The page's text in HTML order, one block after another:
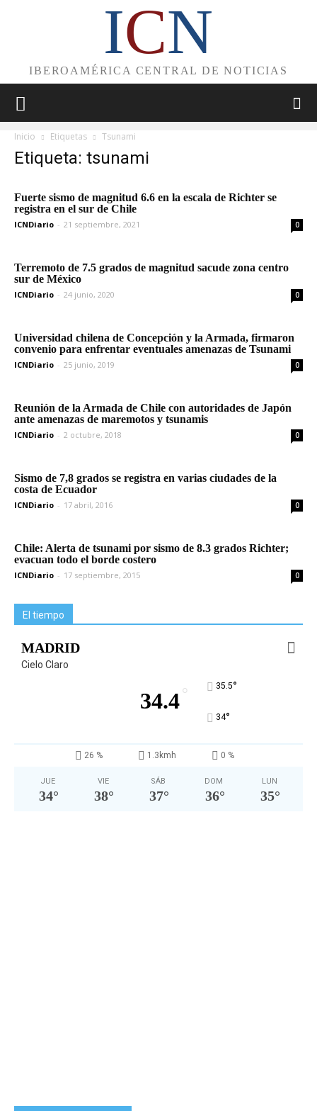
ICN
IBEROAMÉRICA CENTRAL DE NOTICIAS
Inicio Etiquetas Tsunami
Etiqueta: tsunami
Fuerte sismo de magnitud 6.6 en la escala de Richter se
registra en el sur de Chile
ICNDiario - 21 septiembre, 2021 0
Terremoto de 7.5 grados de magnitud sacude zona centro
sur de México
ICNDiario - 24 junio, 2020 0
Universidad chilena de Concepción y la Armada, firmaron
convenio para enfrentar eventuales amenazas de Tsunami
ICNDiario - 25 junio, 2019 0
Reunión de la Armada de Chile con autoridades de Japón
ante amenazas de maremotos y tsunamis
ICNDiario - 2 octubre, 2018 0
Sismo de 7,8 grados se registra en varias ciudades de la
costa de Ecuador
ICNDiario - 17 abril, 2016 0
Chile: Alerta de tsunami por sismo de 8.3 grados Richter;
evacuan todo el borde costero
ICNDiario - 17 septiembre, 2015 0
El tiempo
MADRID
Cielo Claro
34.4° 35.5°
34°
26 % 1.3kmh 0 %
JUE
34°
VIE
38°
SÁB
37°
DOM
36°
LUN
35°